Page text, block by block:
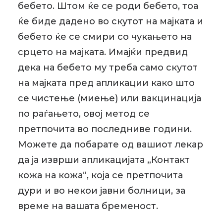
бебето. Штом ќе се роди бебето, тоа
ќе биде дадено во скутот на мајката и
бебето ќе се смири со чукањето на
срцето на мајката. Имајќи предвид
дека на бебето му треба само скутот
на мајката пред апликации како што
се чистење (миење) или вакцинација
по раѓањето, овој метод се
претпочита во последниве години.
Можете да побарате од вашиот лекар
да ја изврши апликацијата „Контакт
кожа на кожа“, која се претпочита
дури и во некои јавни болници, за
време на вашата бременост.